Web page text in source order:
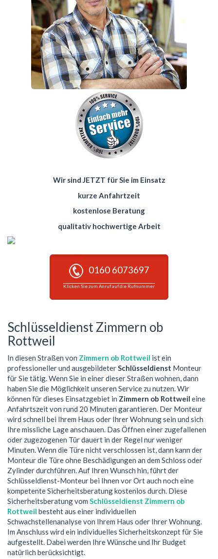
Wir sind JETZT für Sie im Einsatz
kurze Anfahrtzeit
kostenlose Beratung
qualitativ hochwertige Arbeit
0160 6073697
Klicken Sie zum Anruf auf die Rufnummer
Schlüsseldienst Zimmern ob
Rottweil
In diesen Straßen von Zimmern ob Rottweil ist ein
professioneller und ausgebildeterSchlüsseldienst Monteur
für Sie tätig. Wenn Sie in einer dieser Straßen wohnen, dann
haben Sie die Möglichkeit unseren Service zu nutzen. Wir
können für dieses Einsatzgebiet in Zimmern ob Rottweil eine
Anfahrtszeit von rund 20 Minuten garantieren. Der Monteur
wird schnell bei Ihrem Haus oder Ihrer Wohnung sein und sich
Ihre missliche Lage anschauen. Das Öffnen einer zugefallenen
oder zugezogenen Tür dauert in der Regel nur weniger
Minuten. Wenn die Türe nicht verschlossen ist, dann kann der
Monteur die Türe ohne Beschädigungen an dem Schloss oder
Zylinder durchführen. Auf Ihren Wunsch hin, führt der
Schlüsseldienst-Monteur bei Ihnen vor Ort auch noch eine
kompetente Sicherheitsberatung kostenlos durch. Diese
Sicherheitsberatung vom Schlüsseldienst Zimmern ob
Rottweil besteht aus einer individuellen
Schwachstellenanalyse von Ihrem Haus oder Ihrer Wohnung.
Im Anschluss wird ein individuelles Sicherheitskonzept für Sie
aufgestellt. Dabei werden Ihre Wünsche und Ihr Budget
natürlich berücksichtigt.